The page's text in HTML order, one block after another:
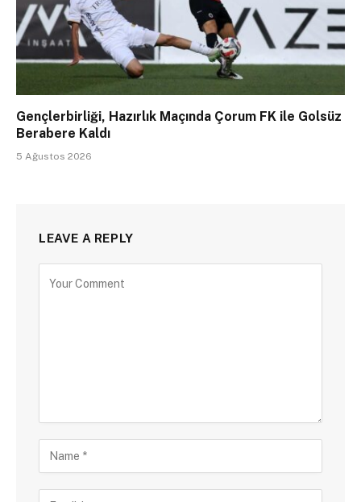
Gençlerbirliği, Hazırlık Maçında Çorum FK ile Golsüz
Berabere Kaldı
5 Ağustos 2026
LEAVE A REPLY